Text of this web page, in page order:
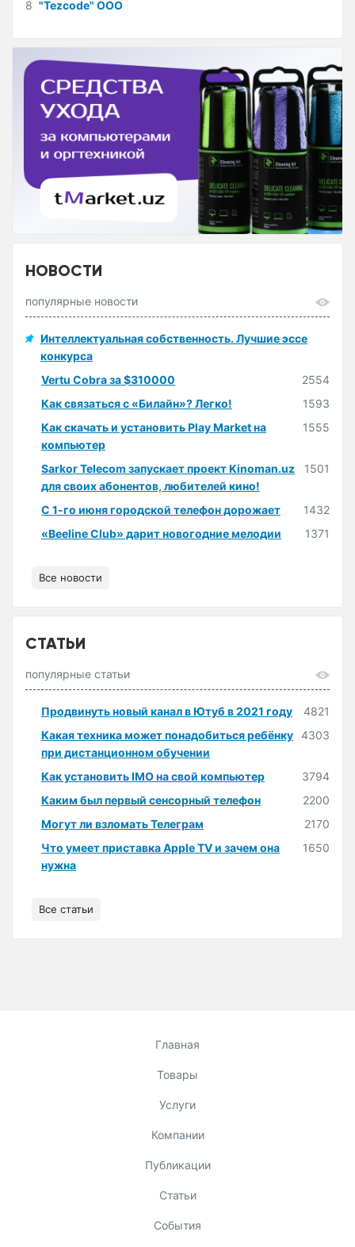
8 "Tezcode" ООО
НОВОСТИ
популярные новости
Интеллектуальная собственность. Лучшие эссе
конкурса
Vertu Cobra за $310000
2554
Как связаться с «Билайн»? Легко!
1593
Как скачать и установить Play Market на
компьютер
1555
Sarkor Telecom запускает проект Kinoman.uz
для своих абонентов, любителей кино!
1501
С 1-го июня городской телефон дорожает
1432
«Beeline Club» дарит новогодние мелодии
1371
Все новости
СТАТЬИ
популярные статьи
Продвинуть новый канал в Ютуб в 2021 году
4821
Какая техника может понадобиться ребёнку
при дистанционном обучении
4303
Как установить IMO на свой компьютер
3794
Каким был первый сенсорный телефон
2200
Могут ли взломать Телеграм
2170
Что умеет приставка Apple TV и зачем она
нужна
1650
Все статьи
Главная
Товары
Услуги
Компании
Публикации
Статьи
События